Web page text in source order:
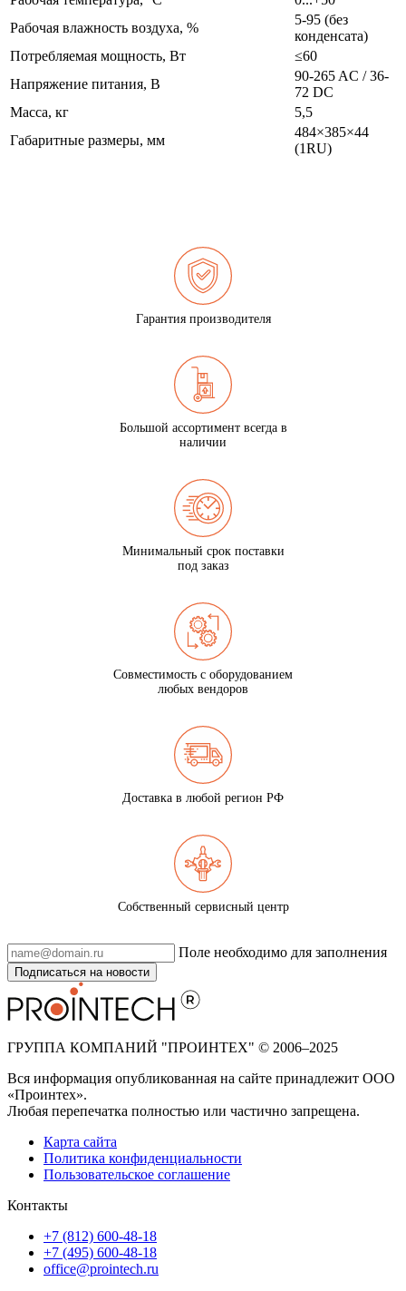
Рабочая влажность воздуха, %
5-95 (без
конденсата)
Потребляемая мощность, Вт
≤60
Напряжение питания, В
90-265 AC / 36-
72 DC
Масса, кг
5,5
Габаритные размеры, мм
484×385×44
(1RU)
Гарантия производителя
Большой ассортимент всегда в
наличии
Минимальный срок поставки
под заказ
Совместимость с оборудованием
любых вендоров
Доставка в любой регион РФ
Собственный сервисный центр
Поле необходимо для заполнения
Подписаться на новости
ГРУППА КОМПАНИЙ "ПРОИНТЕХ" © 2006–2025
Вся информация опубликованная на сайте принадлежит ООО
«Проинтех».
Любая перепечатка полностью или частично запрещена.
Карта сайта
Политика конфиденциальности
Пользовательское соглашение
Контакты
+7 (812) 600-48-18
+7 (495) 600-48-18
office@prointech.ru